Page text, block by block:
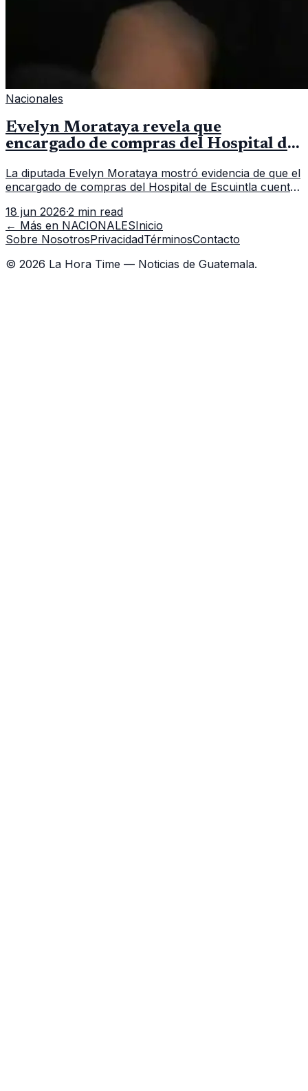
Nacionales
Evelyn Morataya revela que
encargado de compras del Hospital de
La diputada Evelyn Morataya mostró evidencia de que el
encargado de compras del Hospital de Escuintla cuenta
capacitación en la capital.
18 jun 2026·2 min read
← Más en NACIONALESInicio
Sobre NosotrosPrivacidadTérminosContacto
© 2026 La Hora Time — Noticias de Guatemala.